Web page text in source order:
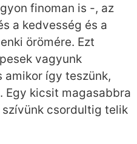
finoman is -, az
a kedvesség és a
örömére. Ezt
vagyunk
amikor így teszünk,
Egy kicsit magasabbra
csordultig telik